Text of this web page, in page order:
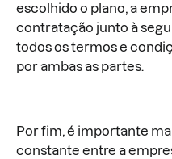
escolhido o plano, a
contratação junto à
todos os termos e
por ambas as partes.
Por fim, é importante
constante entre a